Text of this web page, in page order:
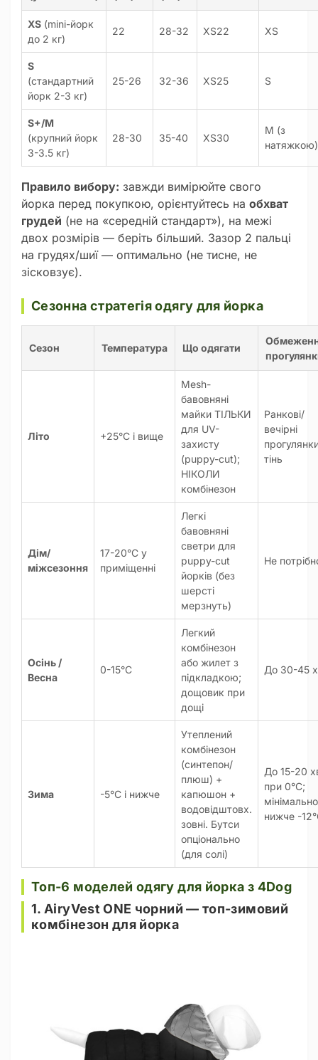
XS (mini-йорк
до 2 кг)
22 28-32 XS22 XS
S
(стандартний
йорк 2-3 кг)
25-26 32-36 XS25 S
S+/M
(крупний йорк
3-3.5 кг)
28-30 35-40 XS30
M (з
натяжкою)
Правило вибору: завжди вимірюйте свого
йорка перед покупкою, орієнтуйтесь на обхват
грудей (не на «середній стандарт»), на межі
двох розмірів — беріть більший. Зазор 2 пальці
на грудях/шиї — оптимально (не тисне, не
зісковзує).
Сезонна стратегія одягу для йорка
Сезон Температура Що одягати
Літо +25°C і вище
Mesh-
бавовняні
майки ТІЛЬКИ
для UV-
захисту
(puppy-cut);
НІКОЛИ
комбінезон
Ранкові/
вечірні
тінь
Дім/
міжсезоння
17-20°C у
приміщенні
Легкі
бавовняні
светри для
puppy-cut
йорків (без
шерсті
мерзнуть)
Не
Осінь /
Весна
0-15°C
Легкий
комбінезон
або жилет з
підкладкою;
дощовик при
дощі
До 30-45
Зима -5°C і нижче
Утеплений
комбінезон
(синтепон/
плюш) +
капюшон +
водовідштовх.
зовні. Бутси
опціонально
(для солі)
До 15-20
при 0°C;
мінімально
нижче -
Топ-6 моделей одягу для йорка з 4Dog
1. AiryVest ONE чорний — топ-зимовий
комбінезон для йорка